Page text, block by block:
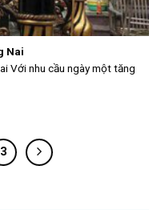
Nai
Với nhu cầu ngày một tăng
3